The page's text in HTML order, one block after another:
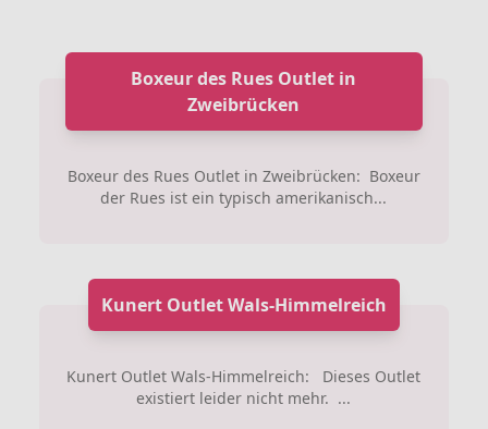
Boxeur des Rues Outlet in
Zweibrücken
Boxeur des Rues Outlet in Zweibrücken: Boxeur
der Rues ist ein typisch amerikanisch...
Kunert Outlet Wals-Himmelreich
Kunert Outlet Wals-Himmelreich: Dieses Outlet
existiert leider nicht mehr. ...